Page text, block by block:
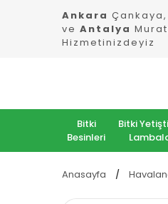
Ankara Çankaya,
ve Antalya
Hizmetinizdeyiz
Bitki
Besinleri
Bitki
Anasayfa